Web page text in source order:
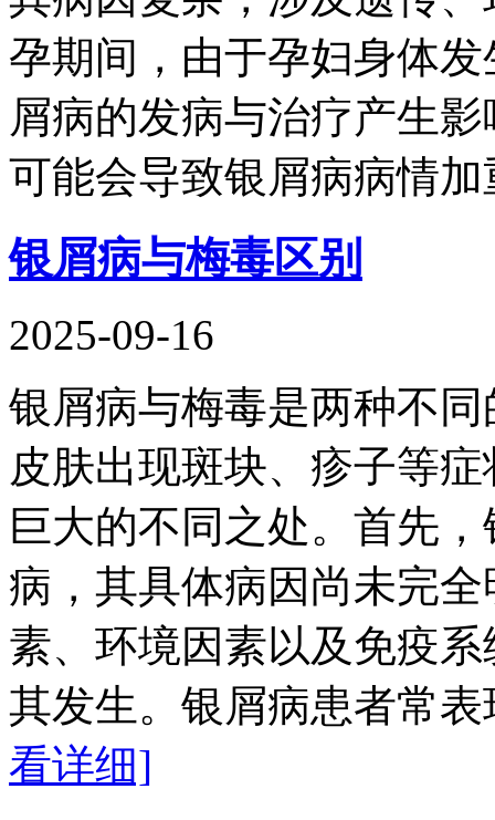
孕期间，由于孕妇身体
屑病的发病与治疗产生
可能会导致银屑病病情
银屑病与梅毒区别
2025-09-16
银屑病与梅毒是两种不
皮肤出现斑块、疹子等
巨大的不同之处。首先
病，其具体病因尚未完
素、环境因素以及免疫
其发生。银屑病患者常
看详细]